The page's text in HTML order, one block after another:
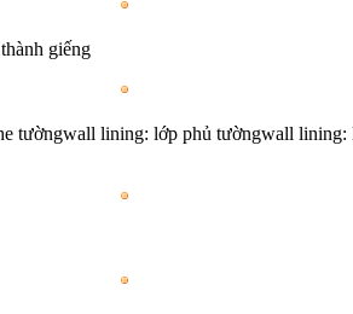
giếng
tườngwall lining: lớp phủ tườngwall